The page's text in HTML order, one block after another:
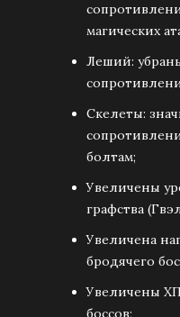
магических
Леший:
Скелеты:
болтам;
Увеличены
графства
Увеличена
бродячего
Увеличены ХП
боссов;